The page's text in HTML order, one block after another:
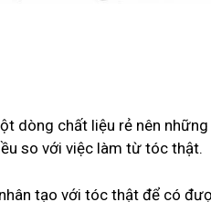
dòng chất liệu rẻ nên những
so với việc làm từ tóc thật.
tạo với tóc thật để có